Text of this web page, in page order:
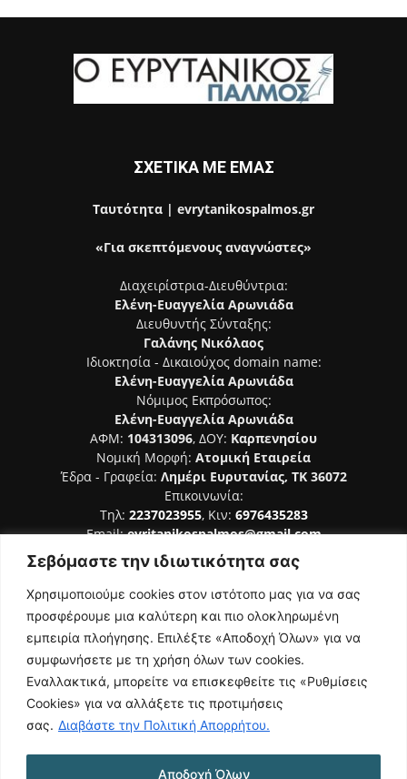
Σεβόμαστε την ιδιωτικότητα σας
Χρησιμοποιούμε cookies στον ιστότοπο μας για να σας
προσφέρουμε μια καλύτερη και πιο ολοκληρωμένη
εμπειρία πλοήγησης. Επιλέξτε «Αποδοχή Όλων» για να
συμφωνήσετε με τη χρήση όλων των cookies.
Εναλλακτικά, μπορείτε να επισκεφθείτε τις «Ρυθμίσεις
Cookies» για να αλλάξετε τις προτιμήσεις
σας. Διαβάστε την Πολιτική Απορρήτου.
Αποδοχή Όλων
ΣΧΕΤΙΚΑ ΜΕ ΕΜΑΣ
Ταυτότητα | evrytanikospalmos.gr
«Για σκεπτόμενους αναγνώστες»
Διαχειρίστρια-Διευθύντρια:
Ελένη-Ευαγγελία Αρωνιάδα
Διευθυντής Σύνταξης:
Γαλάνης Νικόλαος
Ιδιοκτησία - Δικαιούχος domain name:
Ελένη-Ευαγγελία Αρωνιάδα
Νόμιμος Εκπρόσωπος:
Ελένη-Ευαγγελία Αρωνιάδα
ΑΦΜ: 104313096, ΔΟΥ: Καρπενησίου
Νομική Μορφή: Ατομική Εταιρεία
Έδρα - Γραφεία: Λημέρι Ευρυτανίας, ΤΚ 36072
Επικοινωνία:
Τηλ: 2237023955, Κιν: 6976435283
Email:evritanikospalmos@gmail.com
Αριθμός Πιστοποίησης Μ.Η.Τ. 242044
ΑΚΟΛΟΥΘΗΣΕ ΜΑΣ